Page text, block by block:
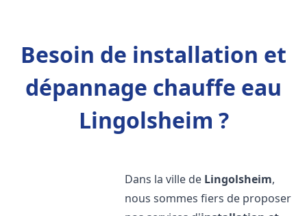
Besoin de installation et
dépannage chauffe eau
Lingolsheim ?
Dans la ville de Lingolsheim,
nous sommes fiers de proposer